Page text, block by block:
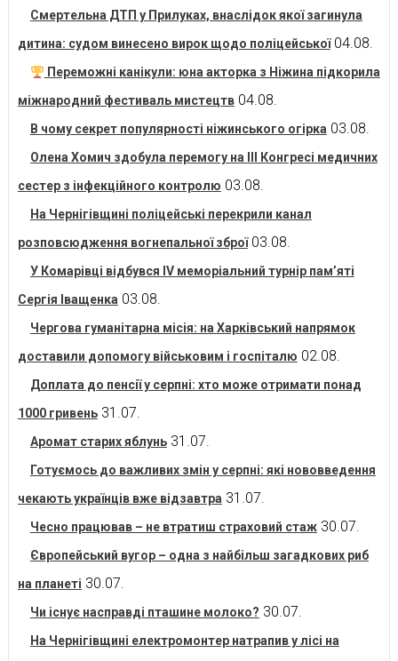
Смертельна ДТП у Прилуках, внаслідок якої загинула
дитина: судом винесено вирок щодо поліцейської 04.08.
Переможні канікули: юна акторка з Ніжина підкорила
міжнародний фестиваль мистецтв 04.08.
В чому секрет популярності ніжинського огірка 03.08.
Олена Хомич здобула перемогу на ІІІ Конгресі медичних
сестер з інфекційного контролю 03.08.
На Чернігівщині поліцейські перекрили канал
розповсюдження вогнепальної зброї 03.08.
У Комарівці відбувся IV меморіальний турнір пам’яті
Сергія Іващенка 03.08.
Чергова гуманітарна місія: на Харківський напрямок
доставили допомогу військовим і госпіталю 02.08.
Доплата до пенсії у серпні: хто може отримати понад
1000 гривень 31.07.
Аромат старих яблунь 31.07.
Готуємось до важливих змін у серпні: які нововведення
чекають українців вже відзавтра 31.07.
Чесно працював – не втратиш страховий стаж 30.07.
Європейський вугор – одна з найбільш загадкових риб
на планеті 30.07.
Чи існує насправді пташине молоко? 30.07.
На Чернігівщині електромонтер натрапив у лісі на